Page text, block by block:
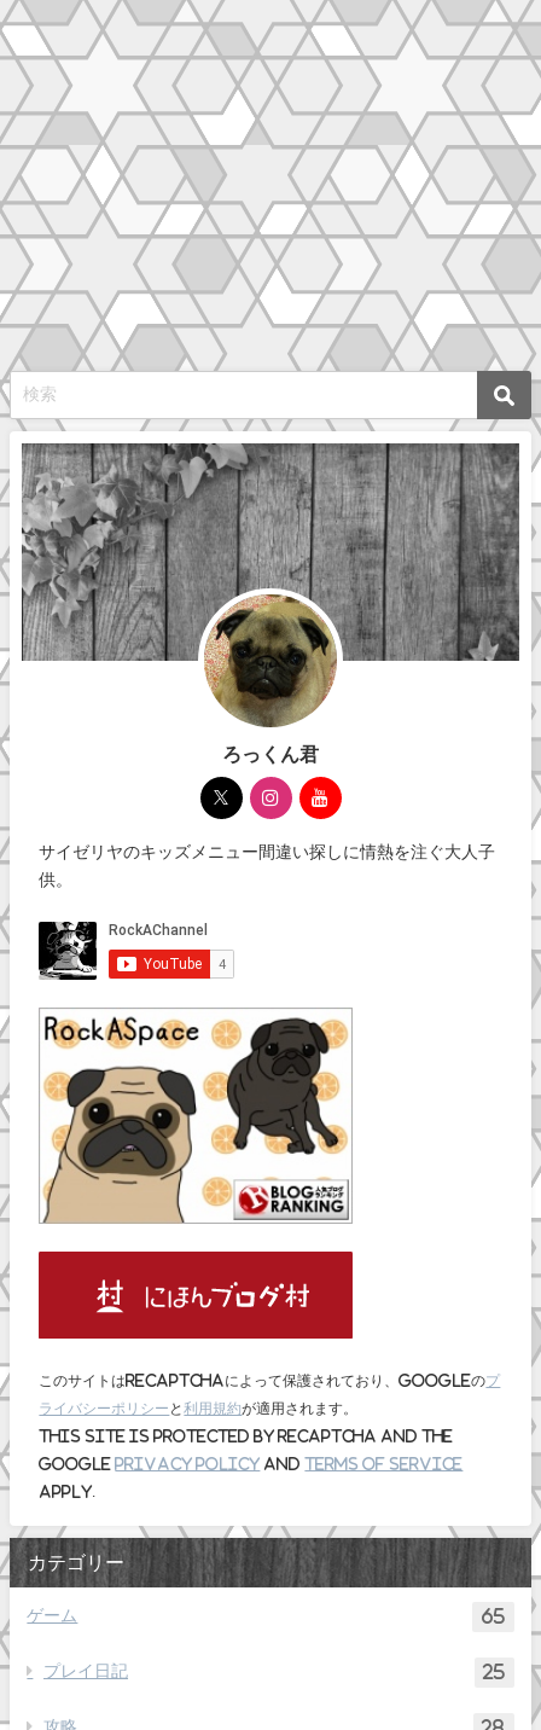
ろっくん君
サイゼリヤのキッズメニュー間違い探しに情熱を注ぐ大人子
供。
このサイトはreCAPTCHAによって保護されており、Googleのプ
ライバシーポリシー と利用規約が適用されます。
This site is protected by reCAPTCHA and the
Google Privacy Policy andTerms of Service
apply.
カテゴリー
ゲーム 65
プレイ日記 25
攻略